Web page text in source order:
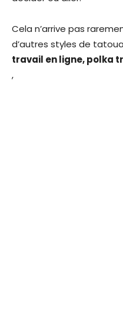
Cela n’arrive pas
d’autres styles de
travail en ligne, polka
,